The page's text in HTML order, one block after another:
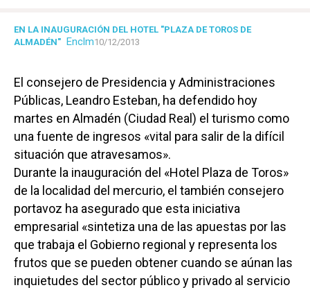
EN LA INAUGURACIÓN DEL HOTEL "PLAZA DE TOROS DE
ALMADÉN" Enclm10/12/2013
El consejero de Presidencia y Administraciones
Públicas, Leandro Esteban, ha defendido hoy
martes en Almadén (Ciudad Real) el turismo como
una fuente de ingresos «vital para salir de la difícil
situación que atravesamos».
Durante la inauguración del «Hotel Plaza de Toros»
de la localidad del mercurio, el también consejero
portavoz ha asegurado que esta iniciativa
empresarial «sintetiza una de las apuestas por las
que trabaja el Gobierno regional y representa los
frutos que se pueden obtener cuando se aúnan las
inquietudes del sector público y privado al servicio